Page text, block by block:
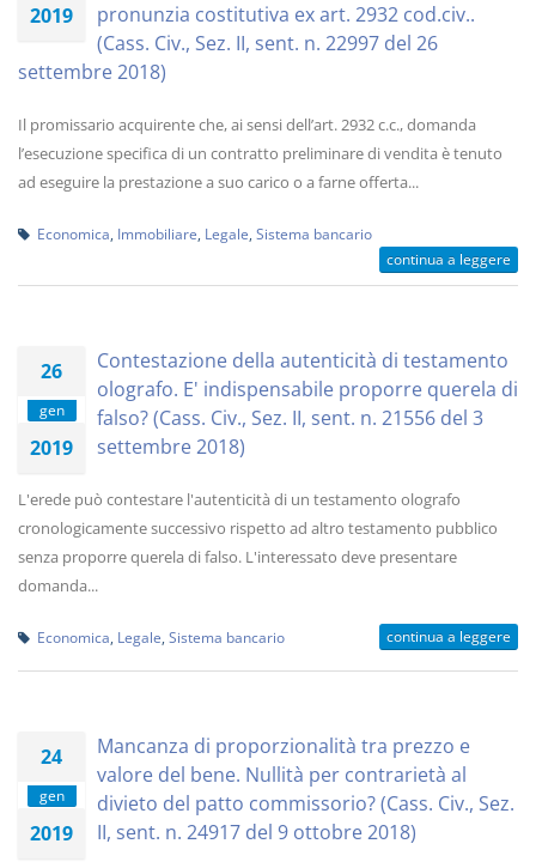
2019
pronunzia costitutiva ex art. 2932 cod.civ..
(Cass. Civ., Sez. II, sent. n. 22997 del 26
settembre 2018)
Il promissario acquirente che, ai sensi dell’art. 2932 c.c., domanda
l’esecuzione specifica di un contratto preliminare di vendita è tenuto
ad eseguire la prestazione a suo carico o a farne offerta...
Economica Immobiliare Legale Sistema bancario
continua a leggere
26
gen
2019
Contestazione della autenticità di testamento
olografo. E' indispensabile proporre querela di
falso? (Cass. Civ., Sez. II, sent. n. 21556 del 3
settembre 2018)
L'erede può contestare l'autenticità di un testamento olografo
cronologicamente successivo rispetto ad altro testamento pubblico
senza proporre querela di falso. L'interessato deve presentare
domanda...
Economica Legale Sistema bancario continua a leggere
24
gen
2019
Mancanza di proporzionalità tra prezzo e
valore del bene. Nullità per contrarietà al
divieto del patto commissorio? (Cass. Civ., Sez.
II, sent. n. 24917 del 9 ottobre 2018)